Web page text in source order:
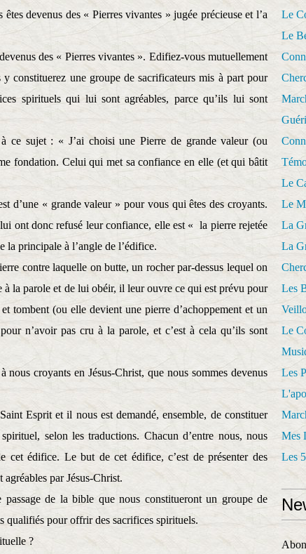
devenus des « Pierres vivantes » jugée précieuse et l’a
des « Pierres vivantes ». Edifiez-vous mutuellement
constituerez une groupe de sacrificateurs mis à part pour
spirituels qui lui sont agréables, parce qu’ils lui sont
ce sujet : « J’ai choisi une Pierre de grande valeur (ou
fondation. Celui qui met sa confiance en elle (et qui bâtit
d’une « grande valeur » pour vous qui êtes des croyants.
ont donc refusé leur confiance, elle est « la pierre rejetée
la principale à l’angle de l’édifice.
contre laquelle on butte, un rocher par-dessus lequel on
à la parole et de lui obéir, il leur ouvre ce qui est prévu pour
tombent (ou elle devient une pierre d’achoppement et un
n’avoir pas cru à la parole, et c’est à cela qu’ils sont
nous croyants en Jésus-Christ, que nous sommes devenus
Esprit et il nous est demandé, ensemble, de constituer
selon les traductions. Chacun d’entre nous, nous
cet édifice. Le but de cet édifice, c’est de présenter des
par Jésus-Christ.
passage de la bible que nous constitueront un groupe de
qualifiés pour offrir des sacrifices spirituels.
?
Le
Le
Le
Le
La
La
Les
Le
Les
Mes
Les